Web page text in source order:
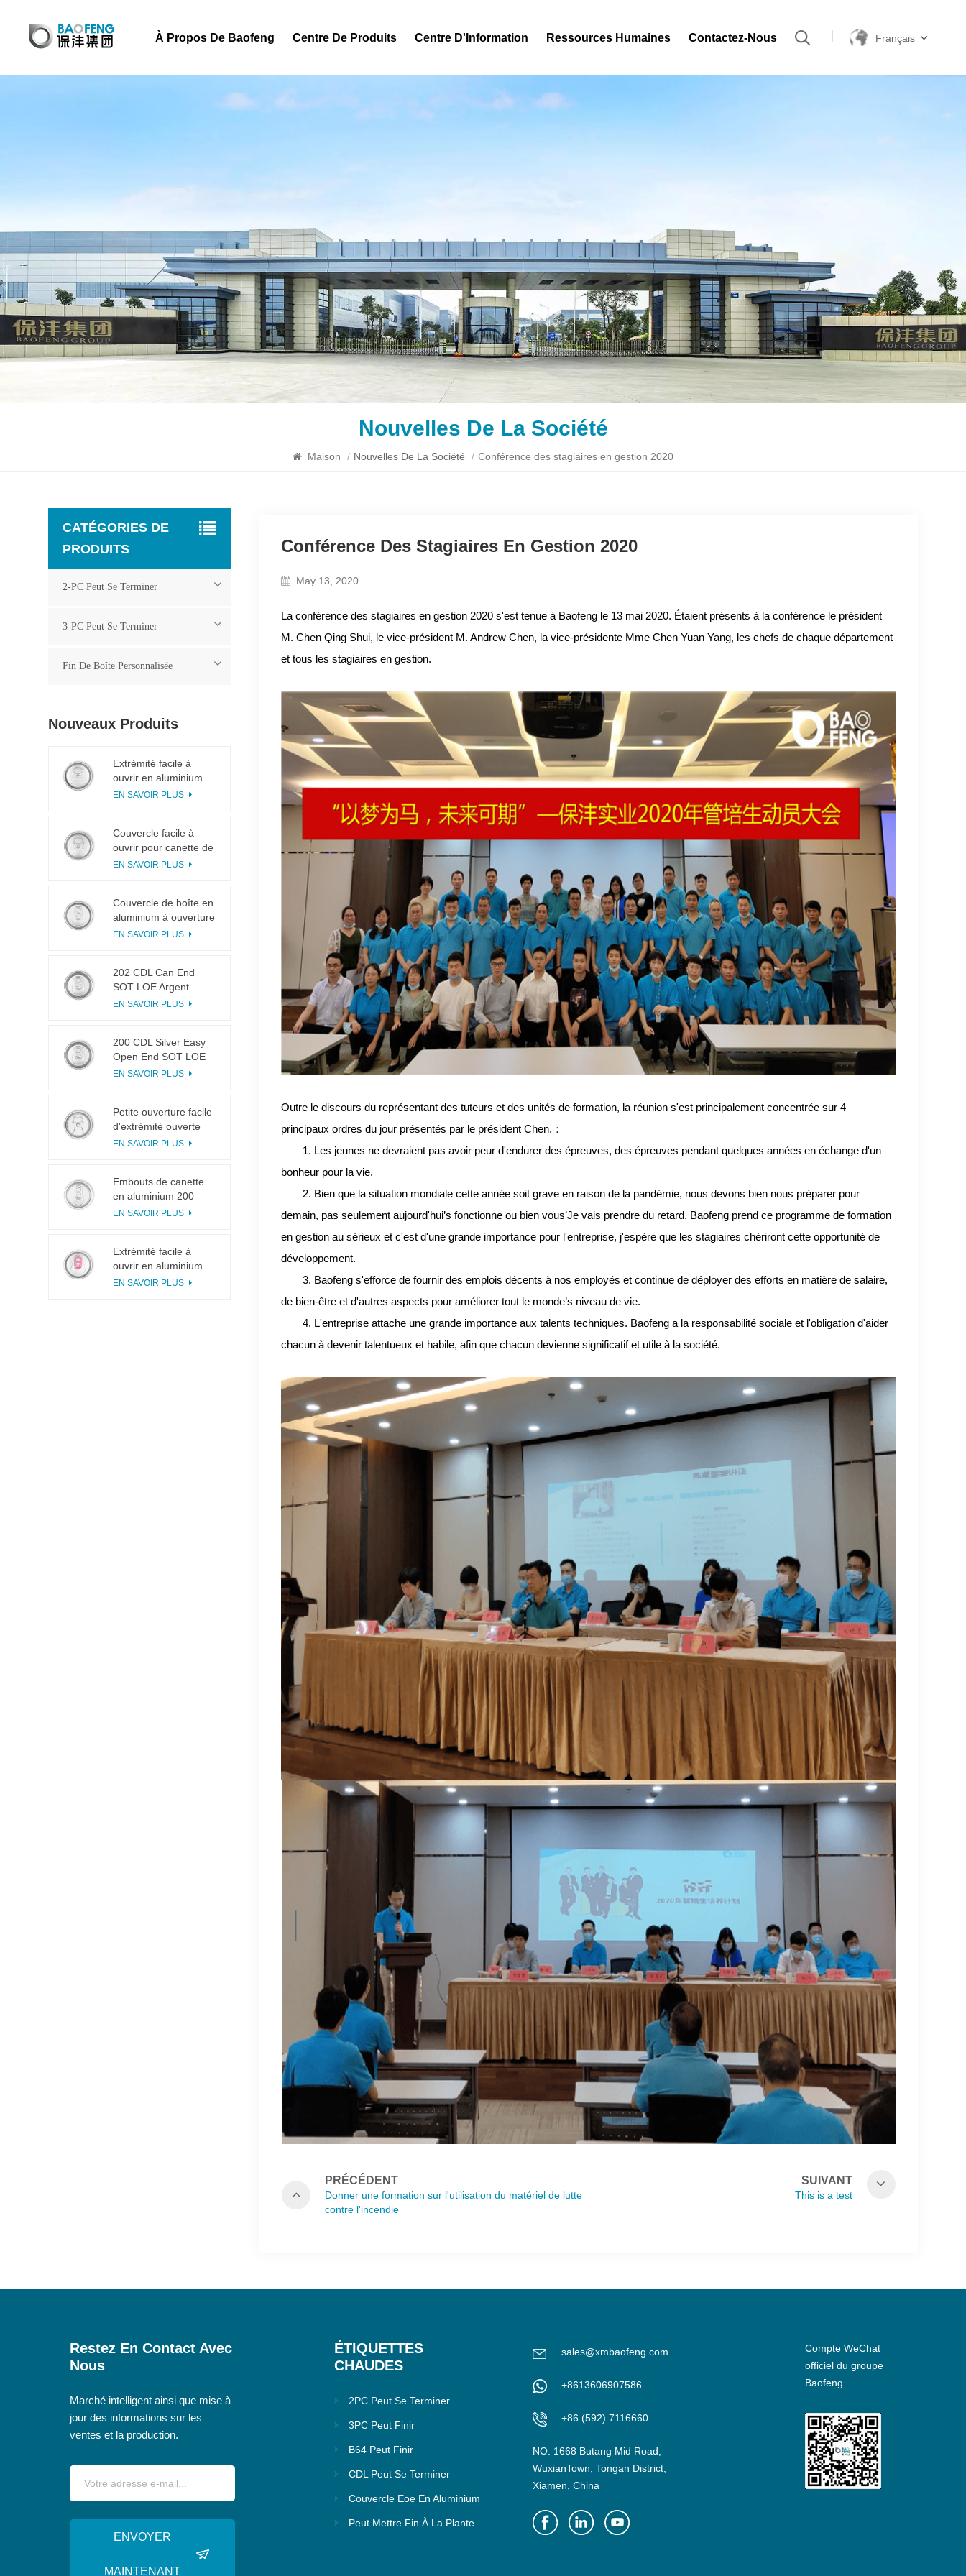
À Propos De Baofeng Centre De Produits Centre D'Information Ressources Humaines Contactez-Nous Français
Nouvelles De La Société
Maison / Nouvelles De La Société / Conférence des stagiaires en gestion 2020
Conférence Des Stagiaires En Gestion 2020
May 13, 2020
La conférence des stagiaires en gestion 2020 s'est tenue à Baofeng le 13 mai 2020. Étaient présents à la conférence le président
M. Chen Qing Shui, le vice-président M. Andrew Chen, la vice-présidente Mme Chen Yuan Yang, les chefs de chaque département
et tous les stagiaires en gestion.
Outre le discours du représentant des tuteurs et des unités de formation, la réunion s'est principalement concentrée sur 4
principaux ordres du jour présentés par le président Chen. ：
1. Les jeunes ne devraient pas avoir peur d'endurer des épreuves, des épreuves pendant quelques années en échange d'un
bonheur pour la vie.
2. Bien que la situation mondiale cette année soit grave en raison de la pandémie, nous devons bien nous préparer pour
demain, pas seulement aujourd'hui’s fonctionne ou bien vous’Je vais prendre du retard. Baofeng prend ce programme de formation
en gestion au sérieux et c'est d'une grande importance pour l'entreprise, j'espère que les stagiaires chériront cette opportunité de
développement.
3. Baofeng s'efforce de fournir des emplois décents à nos employés et continue de déployer des efforts en matière de salaire,
de bien-être et d'autres aspects pour améliorer tout le monde’s niveau de vie.
4. L'entreprise attache une grande importance aux talents techniques. Baofeng a la responsabilité sociale et l'obligation d'aider
chacun à devenir talentueux et habile, afin que chacun devienne significatif et utile à la société.
PRÉCÉDENT
Donner une formation sur l'utilisation du matériel de lutte
contre l'incendie
SUIVANT
This is a test
CATÉGORIES DE
PRODUITS
2-PC Peut Se Terminer
3-PC Peut Se Terminer
Fin De Boîte Personnalisée
Nouveaux Produits
Extrémité facile à
ouvrir en aluminium
200 B64 RPT LOE
EN SAVOIR PLUS
Couvercle facile à
ouvrir pour canette de
boisson 200 B64 RPT
EN SAVOIR PLUS
Couvercle de boîte en
aluminium à ouverture
facile 200 B64 SOT
EN SAVOIR PLUS
202 CDL Can End
SOT LOE Argent
Léger EOE
EN SAVOIR PLUS
200 CDL Silver Easy
Open End SOT LOE
Epoxy
EN SAVOIR PLUS
Petite ouverture facile
d'extrémité ouverte
d'extrémité ouverte de
le jus de fruit
EN SAVOIR PLUS
Embouts de canette
en aluminium 200
SOT en 3 pièces pour
boissons
EN SAVOIR PLUS
Extrémité facile à
ouvrir en aluminium
incisée avec languette
EN SAVOIR PLUS
Restez En Contact Avec
Nous
Marché intelligent ainsi que mise à
jour des informations sur les
ventes et la production.
ENVOYER
MAINTENANT
ÉTIQUETTES
CHAUDES
2PC Peut Se Terminer
3PC Peut Finir
B64 Peut Finir
CDL Peut Se Terminer
Couvercle Eoe En Aluminium
Peut Mettre Fin À La Plante
sales@xmbaofeng.com
+8613606907586
+86 (592) 7116660
NO. 1668 Butang Mid Road,
WuxianTown, Tongan District,
Xiamen, China
Compte WeChat
officiel du groupe
Baofeng